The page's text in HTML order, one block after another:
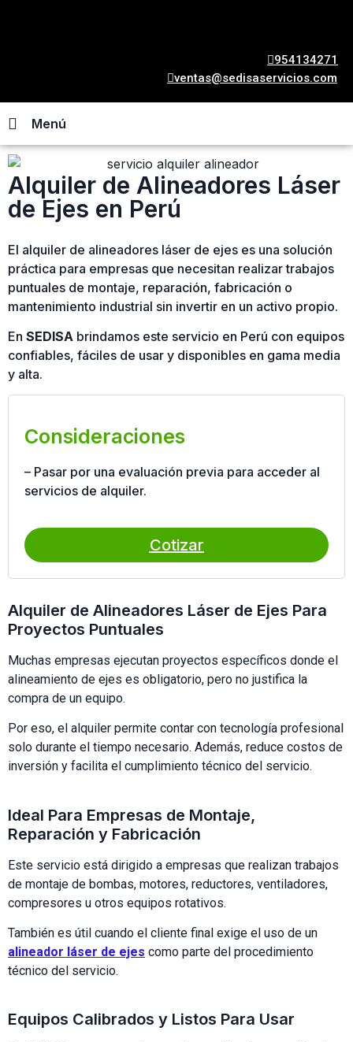
954134271
ventas@sedisaservicios.com
Menú
Alquiler de Alineadores Láser
de Ejes en Perú
El alquiler de alineadores láser de ejes es una solución
práctica para empresas que necesitan realizar trabajos
puntuales de montaje, reparación, fabricación o
mantenimiento industrial sin invertir en un activo propio.
En SEDISA brindamos este servicio en Perú con equipos
confiables, fáciles de usar y disponibles en gama media
y alta.
Consideraciones
– Pasar por una evaluación previa para acceder al
servicios de alquiler.
Cotizar
Alquiler de Alineadores Láser de Ejes Para
Proyectos Puntuales
Muchas empresas ejecutan proyectos específicos donde el
alineamiento de ejes es obligatorio, pero no justifica la
compra de un equipo.
Por eso, el alquiler permite contar con tecnología profesional
solo durante el tiempo necesario. Además, reduce costos de
inversión y facilita el cumplimiento técnico del servicio.
Ideal Para Empresas de Montaje,
Reparación y Fabricación
Este servicio está dirigido a empresas que realizan trabajos
de montaje de bombas, motores, reductores, ventiladores,
compresores u otros equipos rotativos.
También es útil cuando el cliente final exige el uso de un
alineador láser de ejes como parte del procedimiento
técnico del servicio.
Equipos Calibrados y Listos Para Usar